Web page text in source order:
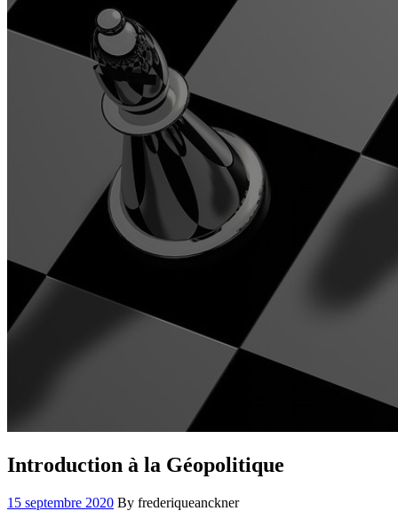
Introduction à la Géopolitique
15 septembre 2020 By frederiqueanckner